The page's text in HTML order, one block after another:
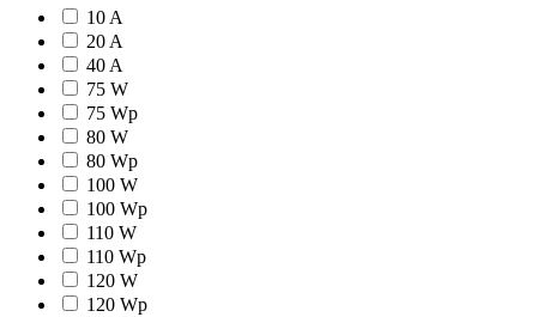
10 A
20 A
40 A
75 W
75 Wp
80 W
80 Wp
100 W
100 Wp
110 W
110 Wp
120 W
120 Wp